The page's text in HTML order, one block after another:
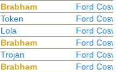
Brabham
Ford
Token
Ford
Lola
Ford
Brabham
Ford
Trojan
Ford
Brabham
Ford